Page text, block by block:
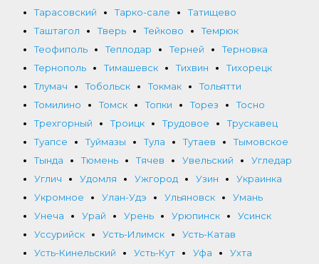
Тарасовский
Тарко-сале
Татищево
Таштагол
Тверь Тейково
Темрюк
Теофиполь
Теплодар Терней
Терновка
Тернополь
Тимашевск Тихвин
Тихорецк
Тлумач
Тобольск Токмак
Тольятти
Томилино
Томск Топки Торез
Тосно
Трехгорный
Троицк Трудовое
Трускавец
Туапсе
Туймазы Тула Тутаев
Тымовское
Тында
Тюмень Тячев Увельский
Угледар
Углич
Удомля Ужгород Узин
Украинка
Укромное
Улан-Удэ Ульяновск
Умань
Унеча
Урай Урень Урюпинск
Усинск
Уссурийск
Усть-Илимск
Усть-Катав
Усть-Кинельский
Усть-Кут Уфа
Ухта